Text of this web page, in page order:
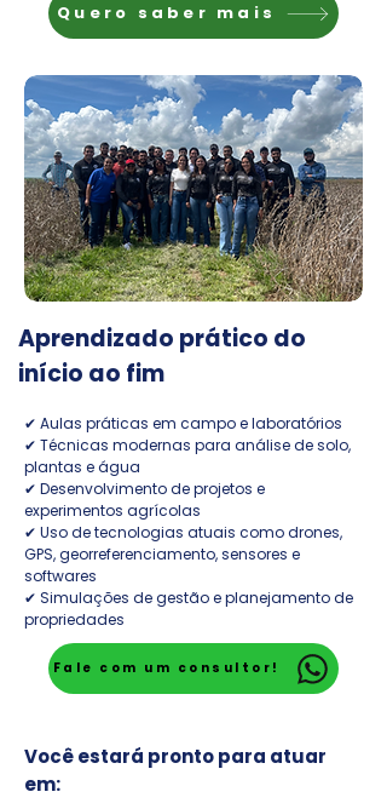
Quero saber mais
Aprendizado prático do
início ao fim
✔ Aulas práticas em campo e laboratórios
✔ Técnicas modernas para análise de solo,
plantas e água
✔ Desenvolvimento de projetos e
experimentos agrícolas
✔ Uso de tecnologias atuais como drones,
GPS, georreferenciamento, sensores e
softwares
✔ Simulações de gestão e planejamento de
propriedades
Fale com um consultor!
Você estará pronto para atuar
em: